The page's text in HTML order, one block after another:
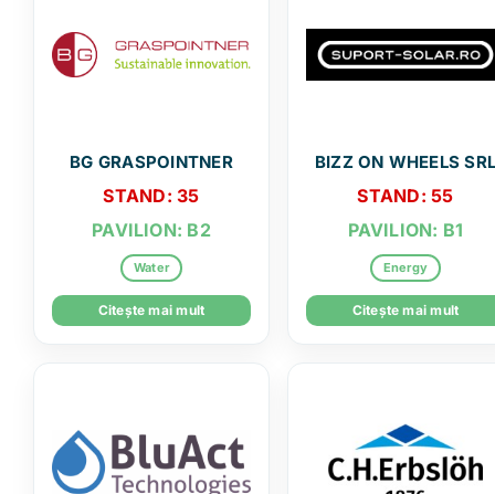
BG GRASPOINTNER
STAND: 35
PAVILION: B2
Water
Citește mai mult
BIZZ ON WHEELS
STAND: 55
PAVILION: B1
Energy
Citește mai mult